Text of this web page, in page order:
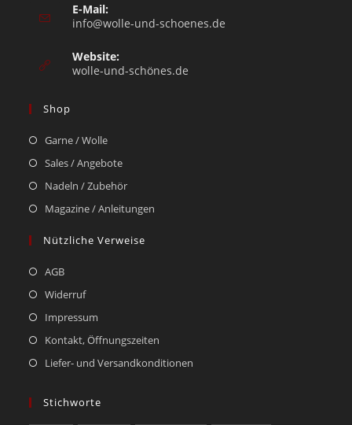
E-Mail:
info@wolle-und-schoenes.de
Website:
wolle-und-schönes.de
Shop
Garne / Wolle
Sales / Angebote
Nadeln / Zubehör
Magazine / Anleitungen
Nützliche Verweise
AGB
Widerruf
Impressum
Kontakt, Öffnungszeiten
Liefer- und Versandkonditionen
Stichworte